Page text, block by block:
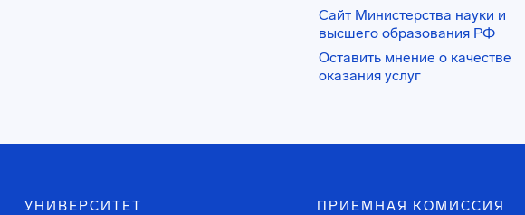
Сайт Министерства науки и
высшего образования РФ
Оставить мнение о качестве
оказания услуг
УНИВЕРСИТЕТ ПРИЕМНАЯ КОМИССИЯ